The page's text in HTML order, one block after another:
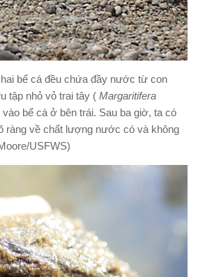
bể cá đều chứa đầy nước từ con
tập nhỏ vỏ trai tây ( Margaritifera
bể cá ở bên trái. Sau ba giờ, ta có
ràng về chất lượng nước có và không
USFWS)